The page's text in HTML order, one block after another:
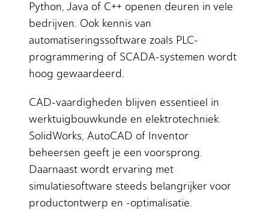
Python, Java of C++ openen deuren in vele
bedrijven. Ook kennis van
automatiseringssoftware zoals PLC-
programmering of SCADA-systemen wordt
hoog gewaardeerd.
CAD-vaardigheden blijven essentieel in
werktuigbouwkunde en elektrotechniek.
SolidWorks, AutoCAD of Inventor
beheersen geeft je een voorsprong.
Daarnaast wordt ervaring met
simulatiesoftware steeds belangrijker voor
productontwerp en -optimalisatie.